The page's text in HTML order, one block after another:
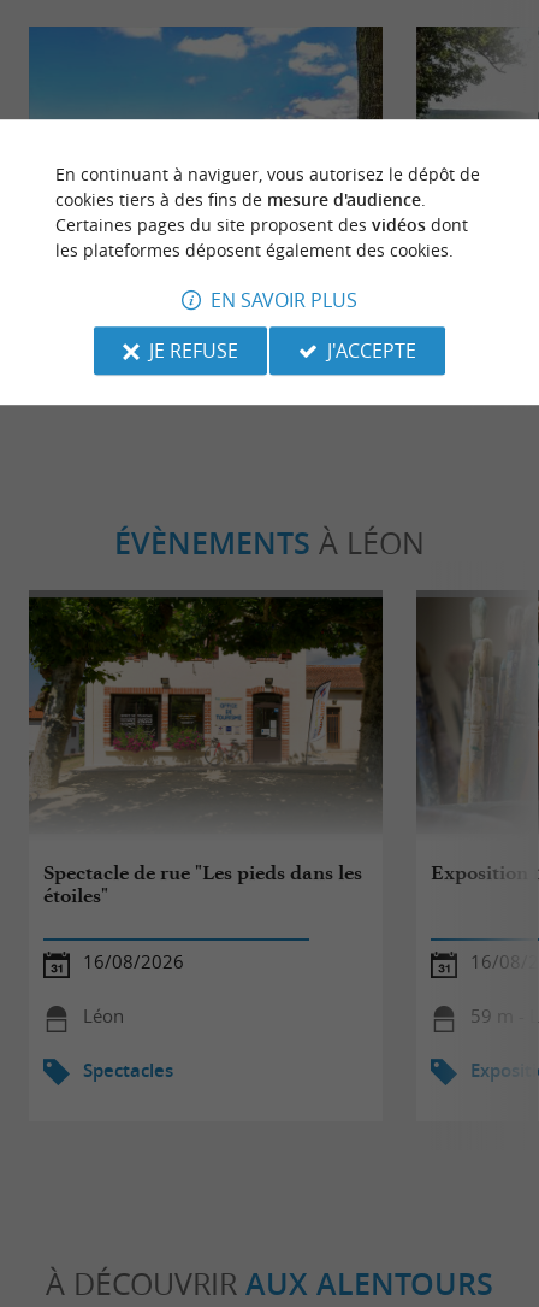
Faire du vélo dans les Landes : pistes
166 m - Léon
Sportive
ÉVÈNEMENTS À LÉON
Spectacle de rue "Les pieds dans les
étoiles"
16/08/2026
Léon
Spectacles
Exposition
16/08/
59 m -
À DÉCOUVRIR AUX ALENTOURS
En continuant à naviguer, vous autorisez le dépôt de
cookies tiers à des fins de mesure d'audience.
Certaines pages du site proposent des vidéosdont
les plateformes déposent également des cookies.
EN SAVOIR PLUS
JE REFUSE
J'ACCEPTE